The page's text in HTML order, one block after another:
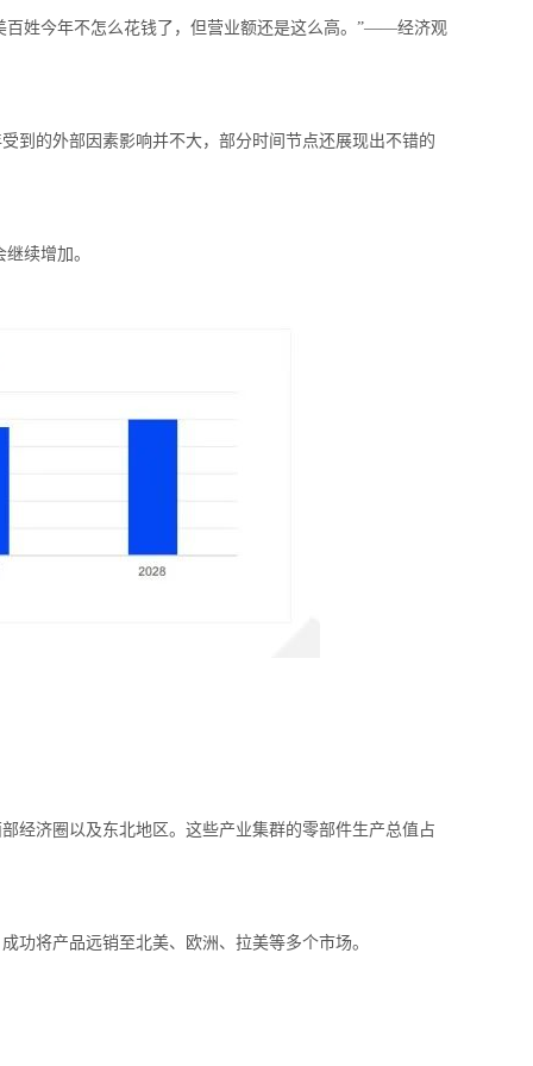
百姓今年不怎么花钱了，但营业额还是这么高。”——经济观
到的外部因素影响并不大，部分时间节点还展现出不错的
续增加。
经济圈以及东北地区。这些产业集群的零部件生产总值占
功将产品远销至北美、欧洲、拉美等多个市场。